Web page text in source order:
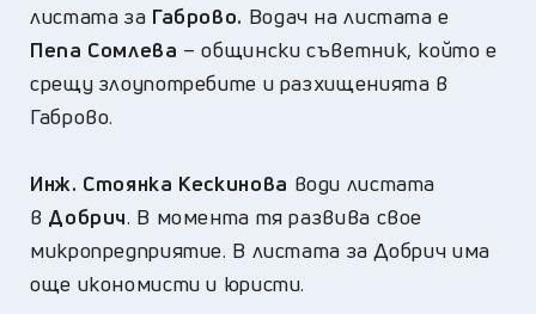
листата за Габрово. Водач на листата е
Пепа Сомлева – общински съветник, който е
срещу злоупотребите и разхищенията в
Габрово.
Инж. Стоянка Кескинова води листата
в Добрич. В момента тя развива свое
микропредприятие. В листата за Добрич има
още икономисти и юристи.